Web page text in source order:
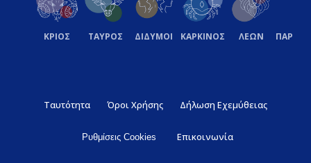
ΚΡΙΟΣ ΤΑΥΡΟΣ ΔΙΔΥΜΟΙ ΚΑΡΚΙΝΟΣ ΛΕΩΝ
Ταυτότητα Όροι Χρήσης Δήλωση Εχεμύθειας
Ρυθμίσεις Cookies Επικοινωνία